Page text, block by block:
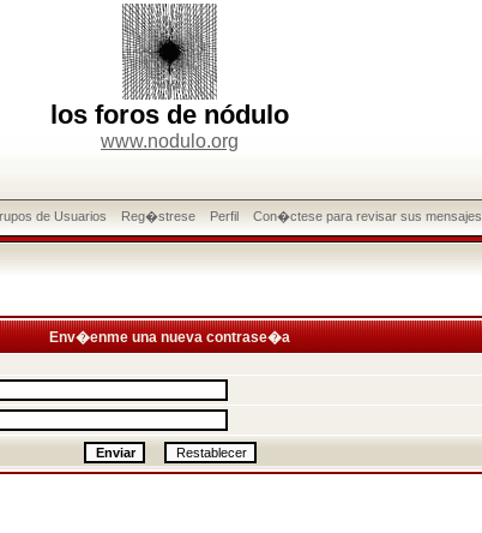
los foros de nódulo
www.nodulo.org
de Usuarios Reg�strese Perfil Con�ctese para revisar sus mensajes
Env�enme una nueva contrase�a